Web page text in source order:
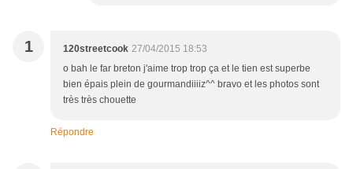
1 120streetcook 27/04/2015 18:53
o bah le far breton j'aime trop trop ça et le tien est superbe
bien épais plein de gourmandiiiiz^^ bravo et les photos sont
très très chouette
Répondre